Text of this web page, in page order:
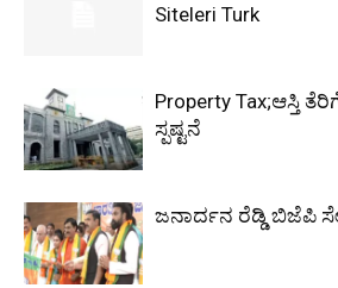
Siteleri Turk
Property Tax;ಆಸ್ತಿ
ಸ್ಪಷ್ಟನೆ
ಜನಾರ್ದನ ರೆಡ್ಡಿ ಬಿಜೆಪಿ